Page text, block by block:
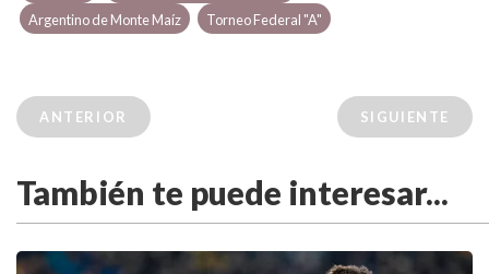
Argentino de Monte Maíz
Torneo Federal "A"
ANTERIOR SIGUIENTE
También te puede interesar...